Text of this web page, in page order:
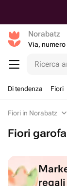
Norabatz
Via,
Ricerca
Di tendenza Fiori
Fiori in Norabatz
Fiori